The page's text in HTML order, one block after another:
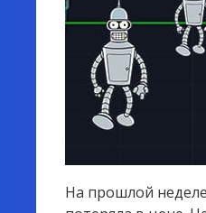
На прошлой